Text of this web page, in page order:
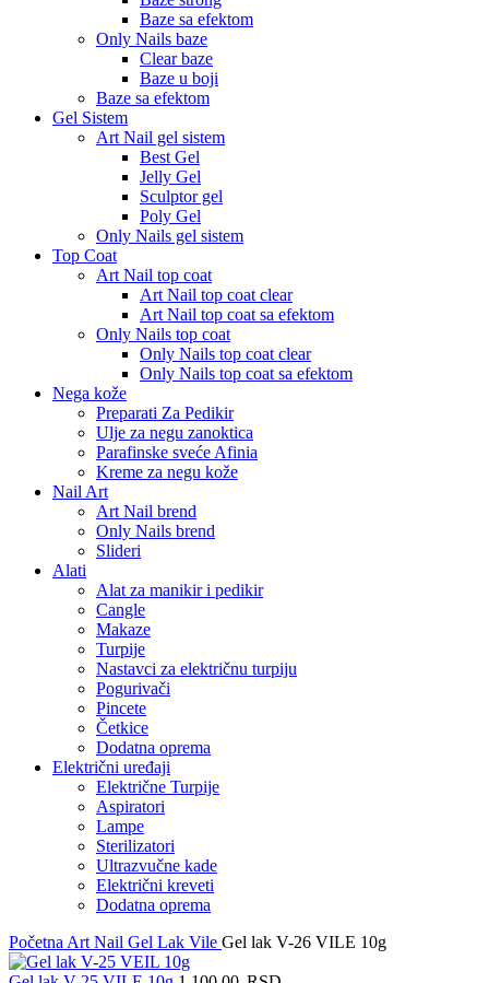
Baze sa efektom
Only Nails baze
Clear baze
Baze u boji
Baze sa efektom
Gel Sistem
Art Nail gel sistem
Best Gel
Jelly Gel
Sculptor gel
Poly Gel
Only Nails gel sistem
Top Coat
Art Nail top coat
Art Nail top coat clear
Art Nail top coat sa efektom
Only Nails top coat
Only Nails top coat clear
Only Nails top coat sa efektom
Nega kože
Preparati Za Pedikir
Ulje za negu zanoktica
Parafinske sveće Afinia
Kreme za negu kože
Nail Art
Art Nail brend
Only Nails brend
Slideri
Alati
Alat za manikir i pedikir
Cangle
Makaze
Turpije
Nastavci za električnu turpiju
Pogurivači
Pincete
Četkice
Dodatna oprema
Električni uređaji
Električne Turpije
Aspiratori
Lampe
Sterilizatori
Ultrazvučne kade
Električni kreveti
Dodatna oprema
Početna Art Nail Gel Lak Vile Gel lak V-26 VILE 10g